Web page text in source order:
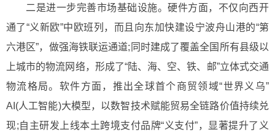
二是进一步完善市场基础设施。硬件方面，不仅向西开
通了“义新欧”中欧班列，而且向东加快建设宁波舟山港的“第
六港区”，做强海铁联运通道;同时建成了覆盖全国所有县级以
上城市的物流网络，形成了“陆、海、空、铁、邮”立体式交通
物流格局。软件方面，推出全球首个商贸领域“世界义乌”
AI(人工智能)大模型，以数智技术赋能贸易全链路价值持续兑
现;自主研发上线本土跨境支付品牌“义支付”，显著提升了义